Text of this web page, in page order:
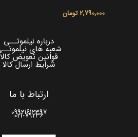
2,790,000 تومان
درباره نیلموتــی
شعبه های
قوانین تعویض کالا
شرایط ارسال کالا
ارتباط با ما
09921612397
021-79236